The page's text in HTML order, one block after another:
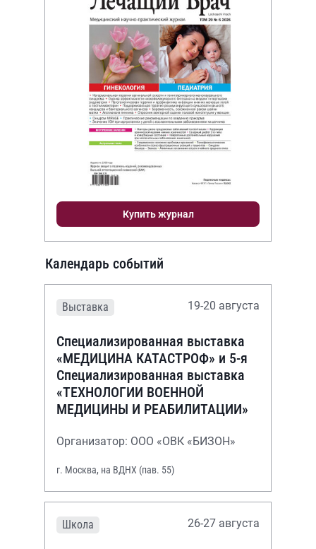
Купить журнал
Календарь событий
Выставка 19-20 августа
Специализированная выставка
«МЕДИЦИНА КАТАСТРОФ» и 5-я
Специализированная выставка
«ТЕХНОЛОГИИ ВОЕННОЙ
МЕДИЦИНЫ И РЕАБИЛИТАЦИИ»
Организатор: ООО «ОВК «БИЗОН»
г. Москва, на ВДНХ (пав. 55)
Школа 26-27 августа